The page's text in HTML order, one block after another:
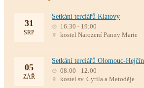
31
SRP
Setkání terciářů Klatovy
16:30 - 19:00
kostel Narození Panny Marie
05
ZÁŘ
Setkání terciářů Olomouc-Hejčín
08:00 - 12:00
kostel sv. Cyrila a Metoděje